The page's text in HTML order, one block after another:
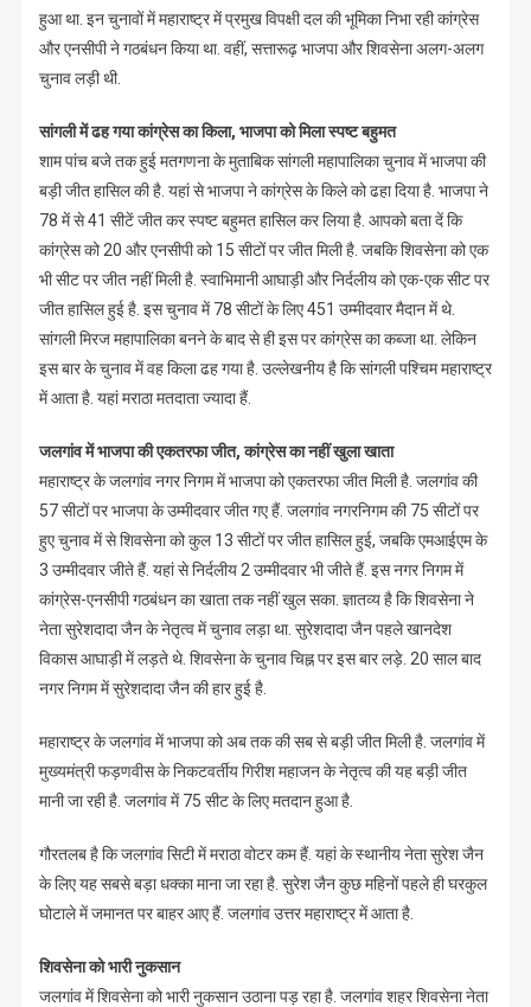
हुआ था. इन चुनावों में महाराष्ट्र में प्रमुख विपक्षी दल की भूमिका निभा रही कांग्रेस
और एनसीपी ने गठबंधन किया था. वहीं, सत्तारूढ़ भाजपा और शिवसेना अलग-अलग
चुनाव लड़ी थी.
सांगली में ढह गया कांग्रेस का किला, भाजपा को मिला स्पष्ट बहुमत
शाम पांच बजे तक हुई मतगणना के मुताबिक सांगली महापालिका चुनाव में भाजपा की
बड़ी जीत हासिल की है. यहां से भाजपा ने कांग्रेस के किले को ढहा दिया है. भाजपा ने
78 में से 41 सीटें जीत कर स्पष्ट बहुमत हासिल कर लिया है. आपको बता दें कि
कांग्रेस को 20 और एनसीपी को 15 सीटों पर जीत मिली है. जबकि शिवसेना को एक
भी सीट पर जीत नहीं मिली है. स्वाभिमानी आघाड़ी और निर्दलीय को एक-एक सीट पर
जीत हासिल हुई है. इस चुनाव में 78 सीटों के लिए 451 उम्मीदवार मैदान में थे.
सांगली मिरज महापालिका बनने के बाद से ही इस पर कांग्रेस का कब्जा था. लेकिन
इस बार के चुनाव में वह किला ढह गया है. उल्लेखनीय है कि सांगली पश्चिम महाराष्ट्र
में आता है. यहां मराठा मतदाता ज्यादा हैं.
जलगांव में भाजपा की एकतरफा जीत, कांग्रेस का नहीं खुला खाता
महाराष्ट्र के जलगांव नगर निगम में भाजपा को एकतरफा जीत मिली है. जलगांव की
57 सीटों पर भाजपा के उम्मीदवार जीत गए हैं. जलगांव नगरनिगम की 75 सीटों पर
हुए चुनाव में से शिवसेना को कुल 13 सीटों पर जीत हासिल हुई, जबकि एमआईएम के
3 उम्मीदवार जीते हैं. यहां से निर्दलीय 2 उम्मीदवार भी जीते हैं. इस नगर निगम में
कांग्रेस-एनसीपी गठबंधन का खाता तक नहीं खुल सका. ज्ञातव्य है कि शिवसेना ने
नेता सुरेशदादा जैन के नेतृत्व में चुनाव लड़ा था. सुरेशदादा जैन पहले खानदेश
विकास आघाड़ी में लड़ते थे. शिवसेना के चुनाव चिह्न पर इस बार लड़े. 20 साल बाद
नगर निगम में सुरेशदादा जैन की हार हुई है.
महाराष्ट्र के जलगांव में भाजपा को अब तक की सब से बड़ी जीत मिली है. जलगांव में
मुख्यमंत्री फड़णवीस के निकटवर्तीय गिरीश महाजन के नेतृत्व की यह बड़ी जीत
मानी जा रही है. जलगांव में 75 सीट के लिए मतदान हुआ है.
गौरतलब है कि जलगांव सिटी में मराठा वोटर कम हैं. यहां के स्थानीय नेता सुरेश जैन
के लिए यह सबसे बड़ा धक्का माना जा रहा है. सुरेश जैन कुछ महिनों पहले ही घरकुल
घोटाले में जमानत पर बाहर आए हैं. जलगांव उत्तर महाराष्ट्र में आता है.
शिवसेना को भारी नुकसान
जलगांव में शिवसेना को भारी नुकसान उठाना पड़ रहा है. जलगांव शहर शिवसेना नेता